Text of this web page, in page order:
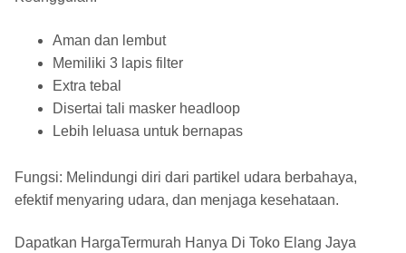
Aman dan lembut
Memiliki 3 lapis filter
Extra tebal
Disertai tali masker headloop
Lebih leluasa untuk bernapas
Fungsi: Melindungi diri dari partikel udara berbahaya,
efektif menyaring udara, dan menjaga kesehataan.
Dapatkan HargaTermurah Hanya Di Toko Elang Jaya